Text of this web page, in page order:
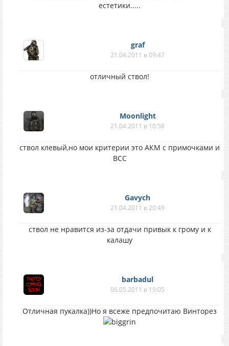
естетики.....
graf
21.04.2011 в 09:47
отличный ствол!
Moonlight
21.04.2011 в 10:58
ствол клевый,но мои критерии это АКМ с примочками и
ВСС
Gavych
21.04.2011 в 20:49
ствол не нравится из-за отдачи привык к грому и к
калашу
barbadul
06.05.2011 в 19:05
Отличная пукалка))Но я всеже предпочитаю Винторез